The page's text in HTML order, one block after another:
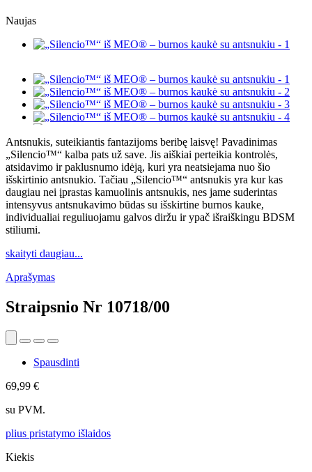
Naujas
Antsnukis, suteikiantis fantazijoms beribę laisvę! Pavadinimas
„Silencio™“ kalba pats už save. Jis aiškiai perteikia kontrolės,
atsidavimo ir paklusnumo idėją, kuri yra neatsiejama nuo šio
išskirtinio antsnukio. Tačiau „Silencio™“ antsnukis yra kur kas
daugiau nei įprastas kamuolinis antsnukis, nes jame suderintas
intensyvus antsnukavimo būdas su išskirtine burnos kauke,
individualiai reguliuojamu galvos diržu ir ypač išraiškingu BDSM
stiliumi.
skaityti daugiau...
Aprašymas
Straipsnio Nr 10718/00
Spausdinti
69,99 €
su PVM.
plius pristatymo išlaidos
Kiekis